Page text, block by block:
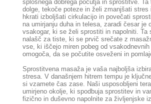
splošnega dobrega počutja in sprostitve. Ta
dolge, tekoče poteze in želi zmanjšati stres
hkrati izboljšati cirkulacijo in povečati
na umirjanju duha in telesa, zaradi česar je
vsakogar, ki se želi sprostiti in napolniti. Ta
nalašč za tiste, ki se prvič srečate z
vse, ki iščejo miren pobeg od
omogoča, da se počutite osveženi in
Sprostitvena masaža je vaša najboljša
stresa. V današnjem hitrem tempu je
si vzamete čas zase. Naši usposobljeni
umirjeno okolje, ki spodbuja sprostitev in
fizično in duševno napolnite za življenjske